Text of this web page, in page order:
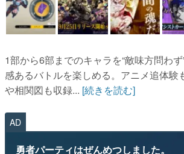
1部から6部までのキャラを“敵味方問わ
感あるバトルを楽しめる。アニメ追体験
や相関図も収録... [続きを読む]
AD
勇者パーティはぜんめつしました。